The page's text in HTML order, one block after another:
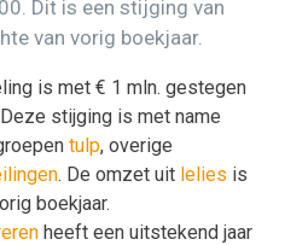
Dit is een stijging van
van vorig boekjaar.
is met € 1 mln. gestegen
stijging is met name
tulp, overige
. De omzet uit lelies is
boekjaar.
heeft een uitstekend jaar